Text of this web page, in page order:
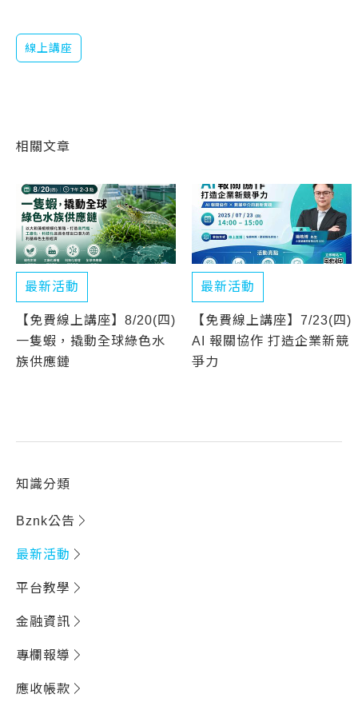
線上講座
相關文章
最新活動
【免費線上講座】8/20(四)
一隻蝦，撬動全球綠色水
族供應鏈
最新活動
【免費線上講座】7/23(四)
AI 報關協作 打造企業新競
爭力
知識分類
Bznk公告
最新活動
平台教學
金融資訊
專欄報導
應收帳款